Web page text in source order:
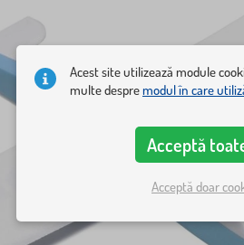
Acest site utilizează module
multe despremodul în care
Acceptă
Acceptă doar